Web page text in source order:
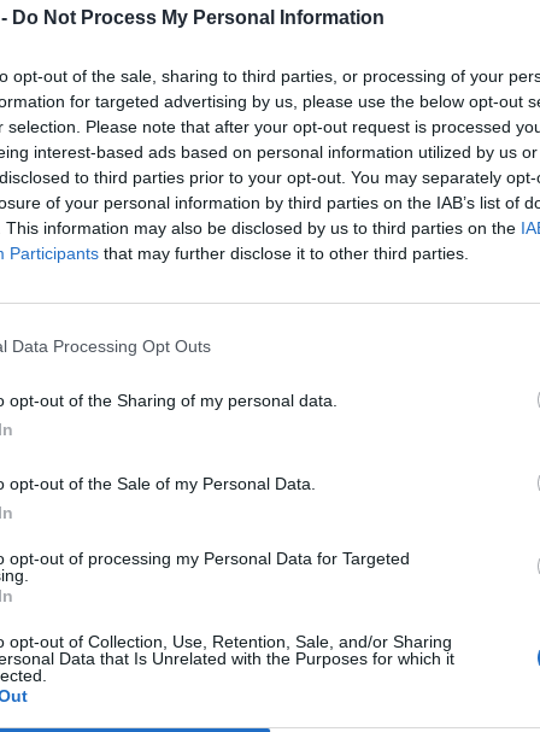
Do Not Process My Personal Information
opt-out of the sale, sharing to third parties, or processing of your
for targeted advertising by us, please use the below opt-out
selection. Please note that after your opt-out request is processed
interest-based ads based on personal information utilized by us
to third parties prior to your opt-out. You may separately
of your personal information by third parties on the IAB’s list of
This information may also be disclosed by us to third parties on the
Participants that may further disclose it to other third parties.
Data Processing Opt Outs
opt-out of the Sharing of my personal data.
opt-out of the Sale of my Personal Data.
opt-out of processing my Personal Data for Targeted
opt-out of Collection, Use, Retention, Sale, and/or Sharing
Data that Is Unrelated with the Purposes for which it
ζήτησαν να επιταχυνθούν οι
Υπουργικού Συμβουλίου του περασμένου
της Κυπριακής Δημοκρατίας στο έργο
ήδη δαπανήσει περισσότερα από 150
Οικονομικών ότι προσδοκά στην
την συνέχεια του.
τα επόμενα χρηματοδοτικά ορόσημα και
να επιταχυνθεί η σύναψη της
Επενδύσεων.
του έργου για τους κύπριους
θα ευνοήσει την περαιτέρω την
Twitter LinkedIn Email Reddit Telegram